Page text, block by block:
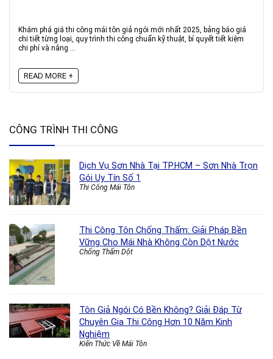
Khám phá giá thi công mái tôn giả ngói mới nhất 2025, bảng báo giá
chi tiết từng loại, quy trình thi công chuẩn kỹ thuật, bí quyết tiết kiệm
chi phí và nâng ...
READ MORE +
CÔNG TRÌNH THI CÔNG
Dịch Vụ Sơn Nhà Tại TP.HCM – Sơn Nhà Trọn
Gói Uy Tín Số 1
Thi Công Mái Tôn
Thi Công Tôn Chống Thấm: Giải Pháp Bền
Vững Cho Mái Nhà Không Còn Dột Nước
Chống Thấm Dột
Tôn Giả Ngói Có Bền Không? Giải Đáp Từ
Chuyên Gia Thi Công Hơn 10 Năm Kinh
Nghiệm
Kiến Thức Về Mái Tôn